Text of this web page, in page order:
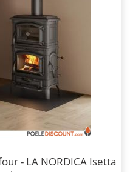
- LA NORDICA Isetta